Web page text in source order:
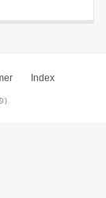
Index
)